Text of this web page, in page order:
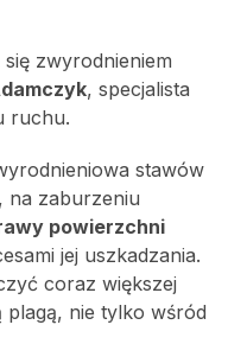
zwyrodnieniem
, specjalista
ruchu.
stawów
na zaburzeniu
powierzchni
jej uszkadzania.
coraz większej
plagą, nie tylko wśród